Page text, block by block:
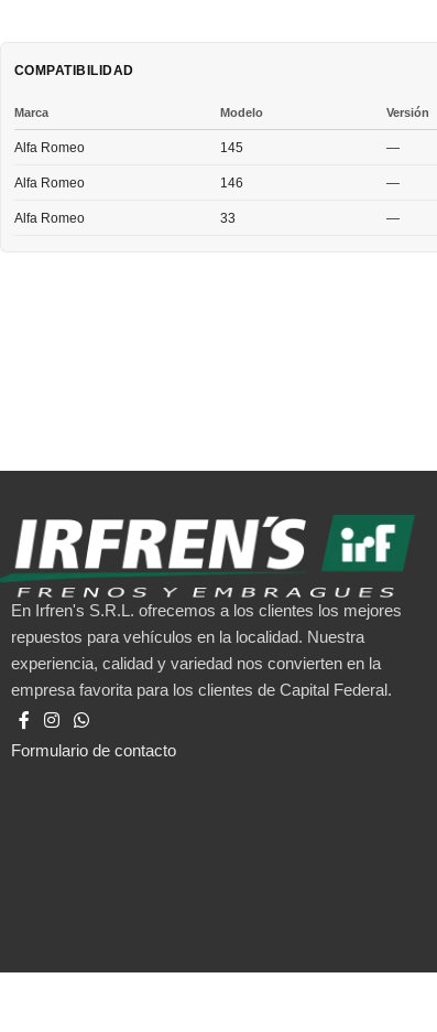
COMPATIBILIDAD
Marca Modelo Versión
Alfa Romeo 145 —
Alfa Romeo 146 —
Alfa Romeo 33 —
En Irfren's S.R.L. ofrecemos a los clientes los mejores
repuestos para vehículos en la localidad. Nuestra
experiencia, calidad y variedad nos convierten en la
empresa favorita para los clientes de Capital Federal.
Formulario de contacto